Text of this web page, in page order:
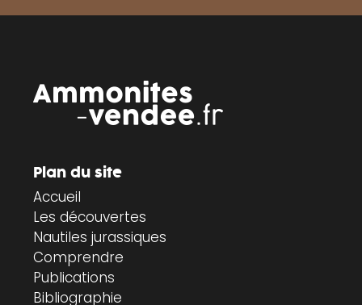
Plan du site
Accueil
Les découvertes
Nautiles jurassiques
Comprendre
Publications
Bibliographie